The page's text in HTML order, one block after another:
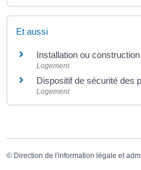
Et aussi
Installation ou
Logement
Dispositif de sécurité des
Logement
© Direction de l'information légale et